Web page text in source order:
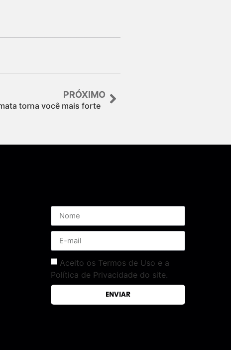
PRÓXIMO
torna você mais forte
Aceito os Termos de Uso e a
Política de Privacidade do site.
ENVIAR